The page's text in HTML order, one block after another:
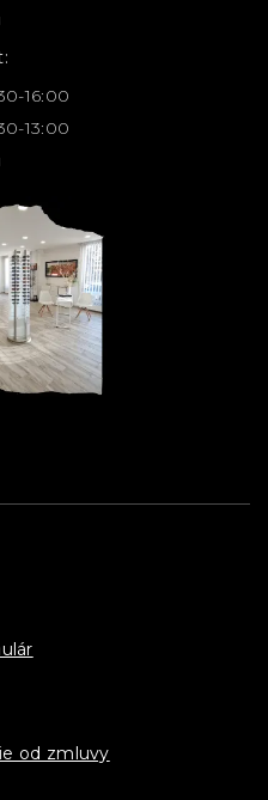
16:00
13:00
od zmluvy